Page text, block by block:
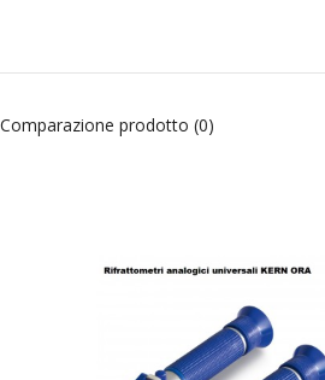
Comparazione prodotto (0)